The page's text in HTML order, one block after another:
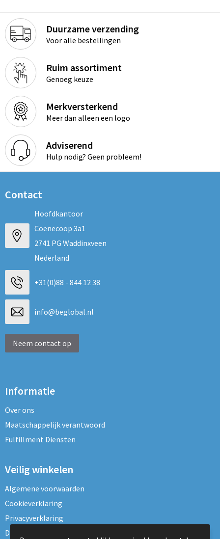
Duurzame verzending
Voor alle bestellingen
Ruim assortiment
Genoeg keuze
Merkversterkend
Meer dan alleen een logo
Adviserend
Hulp nodig? Geen probleem!
Contact
Hoofdkantoor
Coenecoop 3a1
2741 PG Waddinxveen
Nederland
+31(0)88 - 844 12 38
info@beglobal.nl
Neem contact op
Informatie
Over ons
Maatschappelijk verantwoord
Fulfillment Diensten
Veilig winkelen
Algemene voorwaarden
Cookieverklaring
Privacyverklaring
Disclaimer